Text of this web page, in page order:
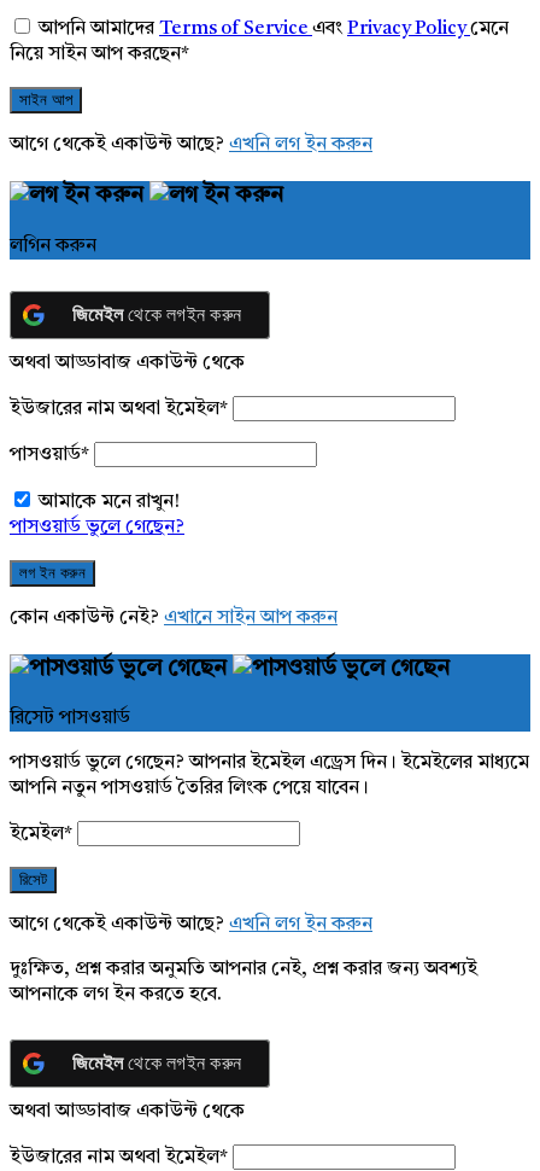
আপনি আমাদেরTerms of Service এবং Privacy Policyমেনে
নিয়ে সাইন আপ করছেন*
আগে থেকেই একাউন্ট আছে? এখনি লগ ইন করুন
লগিন করুন
জিমেইলথেকে লগইন করুন
অথবা আড্ডাবাজ একাউন্ট থেকে
ইউজারের নাম অথবা ইমেইল*
পাসওয়ার্ড*
আমাকে মনে রাখুন!
পাসওয়ার্ড ভুলে গেছেন?
কোন একাউন্ট নেই? এখানে সাইন আপ করুন
রিসেট পাসওয়ার্ড
পাসওয়ার্ড ভুলে গেছেন? আপনার ইমেইল এড্রেস দিন। ইমেইলের মাধ্যমে
আপনি নতুন পাসওয়ার্ড তৈরির লিংক পেয়ে যাবেন।
ইমেইল*
আগে থেকেই একাউন্ট আছে? এখনি লগ ইন করুন
দুঃক্ষিত, প্রশ্ন করার অনুমতি আপনার নেই, প্রশ্ন করার জন্য অবশ্যই
আপনাকে লগ ইন করতে হবে.
জিমেইলথেকে লগইন করুন
অথবা আড্ডাবাজ একাউন্ট থেকে
ইউজারের নাম অথবা ইমেইল*